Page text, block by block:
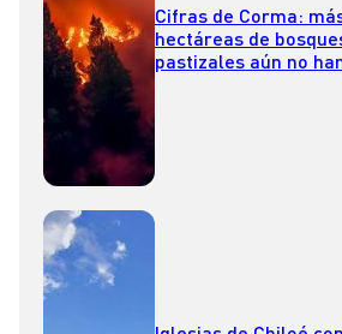
Cifras de Corma:
hectáreas de
pastizales aún no